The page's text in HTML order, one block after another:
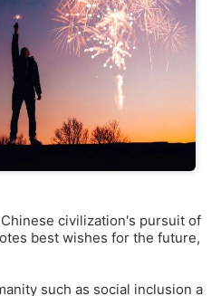
civilization's pursuit of
best wishes for the future,
such as social inclusion a